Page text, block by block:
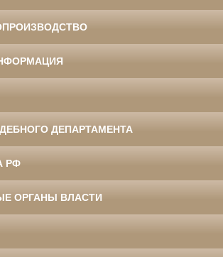
ДЕПАРТАМЕНТА
РФ
ОРГАНЫ ВЛАСТИ